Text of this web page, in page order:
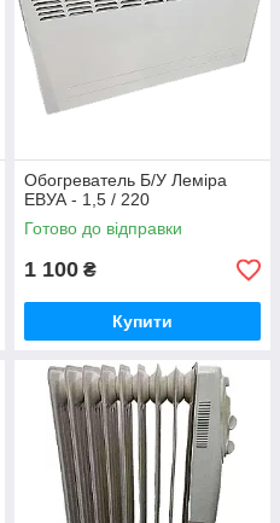
Обогреватель Б/У Леміра
ЕВУА - 1,5 / 220
Готово до відправки
1 100 ₴
Купити